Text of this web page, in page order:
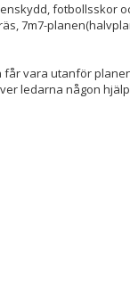
fotbollsskor
7m7-
får vara utanför
ledarna någon